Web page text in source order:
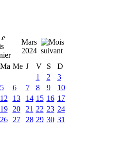
Mars
2024
Ma Me J V S
D
1
2
3
5 6 7 8 9
10
12 13 14 15 16 17
19 20 21 22 23 24
26 27 28 29 30 31